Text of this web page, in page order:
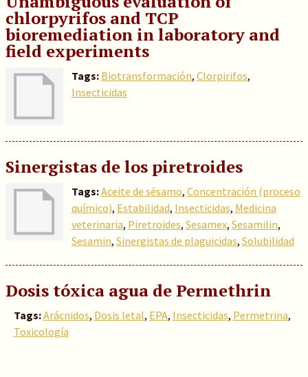
chlorpyrifos and TCP
bioremediation in laboratory and
field experiments
Tags: Biotransformación, Clorpirifos,
Insecticidas
Sinergistas de los piretroides
Tags:Aceite de sésamo, Concentración (proceso
químico), Estabilidad, Insecticidas, Medicina
veterinaria, Piretroides, Sesamex, Sesamilin,
Sesamin, Sinergistas de plaguicidas, Solubilidad
Dosis tóxica agua de Permethrin
Tags:Arácnidos, Dosis letal, EPA, Insecticidas, Permetrina,
Toxicología